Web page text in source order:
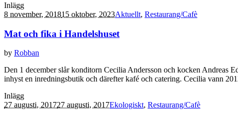
Inlägg
8 november, 201815 oktober, 2023Aktuellt, Restaurang/Cafè
Mat och fika i Handelshuset
by Robban
Den 1 december slår konditorn Cecilia Andersson och kocken Andreas
inhyst en inredningsbutik och därefter kafé och catering. Cecilia vann
Inlägg
27 augusti, 201727 augusti, 2017Ekologiskt, Restaurang/Cafè